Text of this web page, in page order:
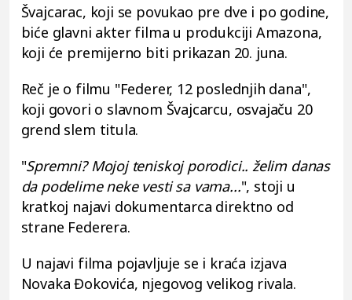
Švajcarac, koji se povukao pre dve i po godine,
biće glavni akter filma u produkciji Amazona,
koji će premijerno biti prikazan 20. juna.
Reč je o filmu "Federer, 12 poslednjih dana",
koji govori o slavnom Švajcarcu, osvajaču 20
grend slem titula.
"Spremni? Mojoj teniskoj porodici.. želim danas
da podelime neke vesti sa vama...", stoji u
kratkoj najavi dokumentarca direktno od
strane Federera.
U najavi filma pojavljuje se i kraća izjava
Novaka Đokovića, njegovog velikog rivala.